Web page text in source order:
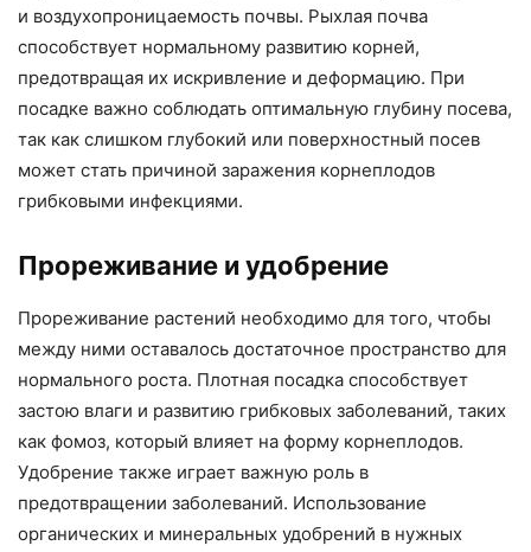
и воздухопроницаемость почвы. Рыхлая почва
способствует нормальному развитию корней,
предотвращая их искривление и деформацию. При
посадке важно соблюдать оптимальную глубину посева,
так как слишком глубокий или поверхностный посев
может стать причиной заражения корнеплодов
грибковыми инфекциями.
Прореживание и удобрение
Прореживание растений необходимо для того, чтобы
между ними оставалось достаточное пространство для
нормального роста. Плотная посадка способствует
застою влаги и развитию грибковых заболеваний, таких
как фомоз, который влияет на форму корнеплодов.
Удобрение также играет важную роль в
предотвращении заболеваний. Использование
органических и минеральных удобрений в нужных